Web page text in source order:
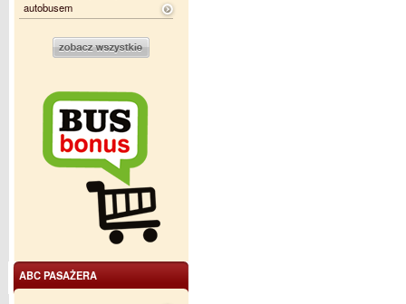
autobusem
ABC PASAŻERA